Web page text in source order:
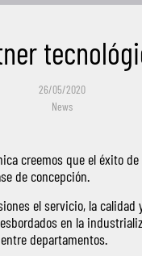
26/05/2020
News
creemos que el éxito
de concepción.
el servicio, la calidad
en la
departamentos.